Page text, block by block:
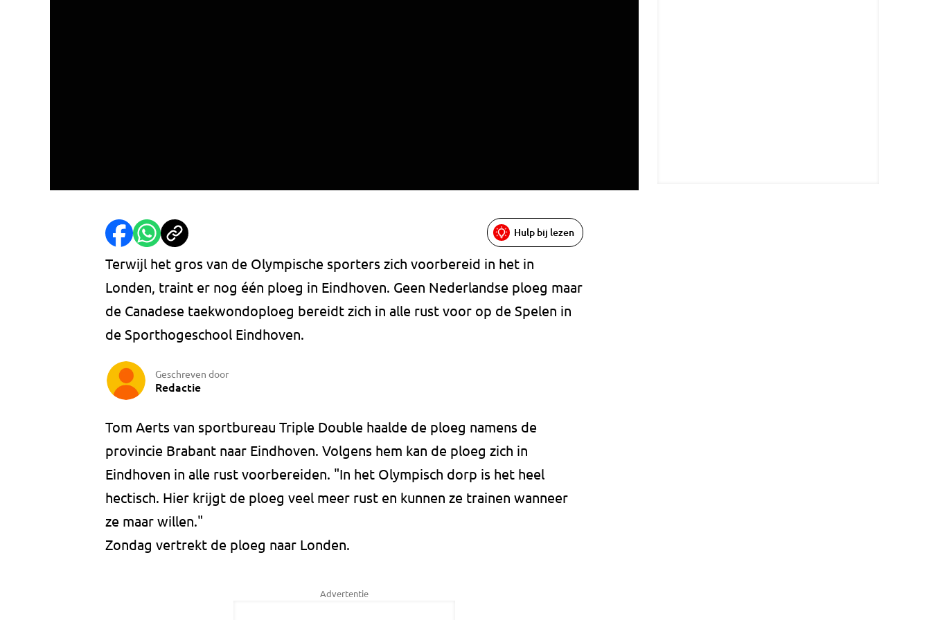
Hulp bij lezen
Terwijl het gros van de Olympische sporters zich voorbereid in het in
Londen, traint er nog één ploeg in Eindhoven. Geen Nederlandse ploeg maar
de Canadese taekwondoploeg bereidt zich in alle rust voor op de Spelen in
de Sporthogeschool Eindhoven.
Geschreven door
Redactie
Tom Aerts van sportbureau Triple Double haalde de ploeg namens de
provincie Brabant naar Eindhoven. Volgens hem kan de ploeg zich in
Eindhoven in alle rust voorbereiden. "In het Olympisch dorp is het heel
hectisch. Hier krijgt de ploeg veel meer rust en kunnen ze trainen wanneer
ze maar willen."
Zondag vertrekt de ploeg naar Londen.
Advertentie